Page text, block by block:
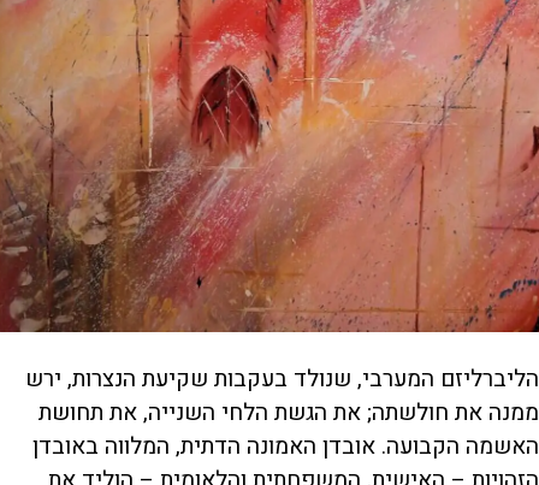
הליברליזם המערבי, שנולד בעקבות שקיעת הנצרות, ירש
ממנה את חולשתה; את הגשת הלחי השנייה, את תחושת
האשמה הקבועה. אובדן האמונה הדתית, המלווה באובדן